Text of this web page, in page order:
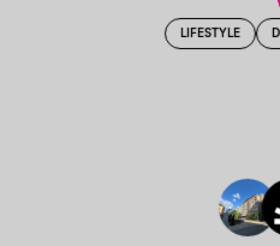
LIFESTYLE